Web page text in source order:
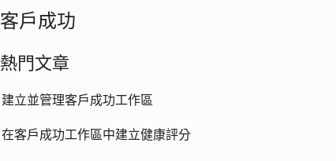
客戶成功
熱門文章
建立並管理客戶成功工作區
在客戶成功工作區中建立健康評分